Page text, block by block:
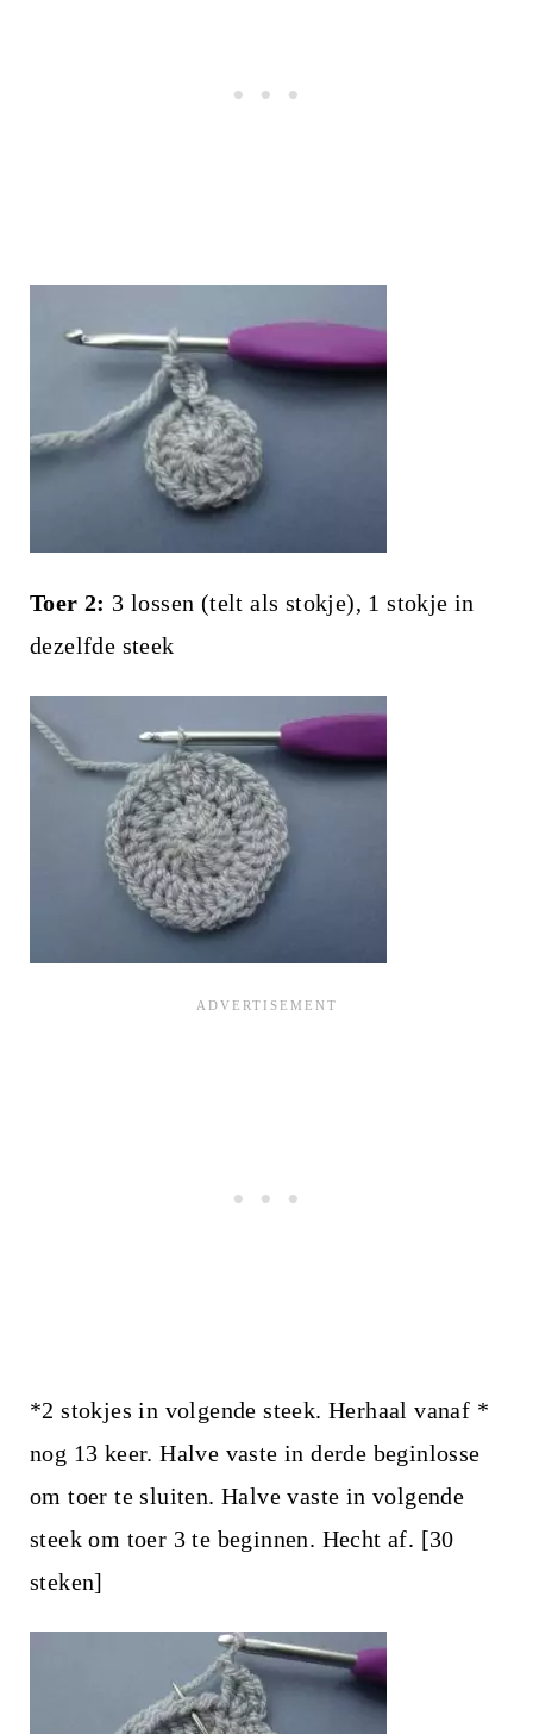
Toer 2: 3 lossen (telt als stokje), 1 stokje in
dezelfde steek
*2 stokjes in volgende steek. Herhaal vanaf *
nog 13 keer. Halve vaste in derde beginlosse
om toer te sluiten. Halve vaste in volgende
steek om toer 3 te beginnen. Hecht af. [30
steken]